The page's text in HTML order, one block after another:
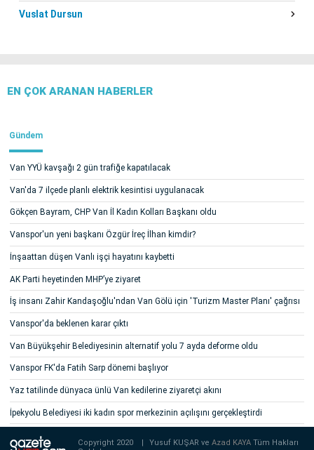
Vuslat Dursun
EN ÇOK ARANAN HABERLER
Gündem
Van YYÜ kavşağı 2 gün trafiğe kapatılacak
Van'da 7 ilçede planlı elektrik kesintisi uygulanacak
Gökçen Bayram, CHP Van İl Kadın Kolları Başkanı oldu
Vanspor'un yeni başkanı Özgür İreç İlhan kimdir?
İnşaattan düşen Vanlı işçi hayatını kaybetti
AK Parti heyetinden MHP’ye ziyaret
İş insanı Zahir Kandaşoğlu'ndan Van Gölü için 'Turizm Master Planı' çağrısı
Vanspor'da beklenen karar çıktı
Van Büyükşehir Belediyesinin alternatif yolu 7 ayda deforme oldu
Vanspor FK'da Fatih Sarp dönemi başlıyor
Yaz tatilinde dünyaca ünlü Van kedilerine ziyaretçi akını
İpekyolu Belediyesi iki kadın spor merkezinin açılışını gerçekleştirdi
Copyright 2020 Yusuf KUŞAR veAzad KAYATüm Hakları